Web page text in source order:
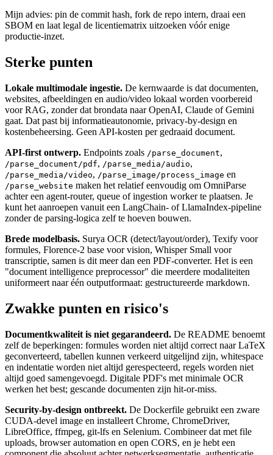
Mijn advies: pin de commit hash, fork de repo intern, draai een
SBOM en laat legal de licentiematrix uitzoeken vóór enige
productie-inzet.
Sterke punten
Lokale multimodale ingestie. De kernwaarde is dat documenten,
websites, afbeeldingen en audio/video lokaal worden voorbereid
voor RAG, zonder dat brondata naar OpenAI, Claude of Gemini
gaat. Dat past bij informatieautonomie, privacy-by-design en
kostenbeheersing. Geen API-kosten per gedraaid document.
API-first ontwerp. Endpoints zoals /parse_document,
/parse_document/pdf, /parse_media/audio,
/parse_media/video, /parse_image/process_image en
/parse_website maken het relatief eenvoudig om OmniParse
achter een agent-router, queue of ingestion worker te plaatsen. Je
kunt het aanroepen vanuit een LangChain- of LlamaIndex-pipeline
zonder de parsing-logica zelf te hoeven bouwen.
Brede modelbasis. Surya OCR (detect/layout/order), Texify voor
formules, Florence-2 base voor vision, Whisper Small voor
transcriptie, samen is dit meer dan een PDF-converter. Het is een
"document intelligence preprocessor" die meerdere modaliteiten
uniformeert naar één outputformaat: gestructureerde markdown.
Zwakke punten en risico's
Documentkwaliteit is niet gegarandeerd. De README benoemt
zelf de beperkingen: formules worden niet altijd correct naar LaTeX
geconverteerd, tabellen kunnen verkeerd uitgelijnd zijn, whitespace
en indentatie worden niet altijd gerespecteerd, regels worden niet
altijd goed samengevoegd. Digitale PDF's met minimale OCR
werken het best; gescande documenten zijn hit-or-miss.
Security-by-design ontbreekt. De Dockerfile gebruikt een zware
CUDA-devel image en installeert Chrome, ChromeDriver,
LibreOffice, ffmpeg, git-lfs en Selenium. Combineer dat met file
uploads, browser automation en open CORS, en je hebt een